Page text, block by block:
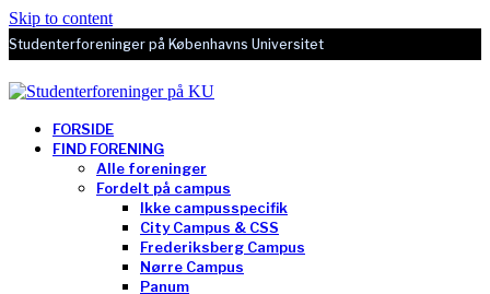
Skip to content
Studenterforeninger på Københavns Universitet
FORSIDE
FIND FORENING
Alle foreninger
Fordelt på campus
Ikke campusspecifik
City Campus & CSS
Frederiksberg Campus
Nørre Campus
Panum